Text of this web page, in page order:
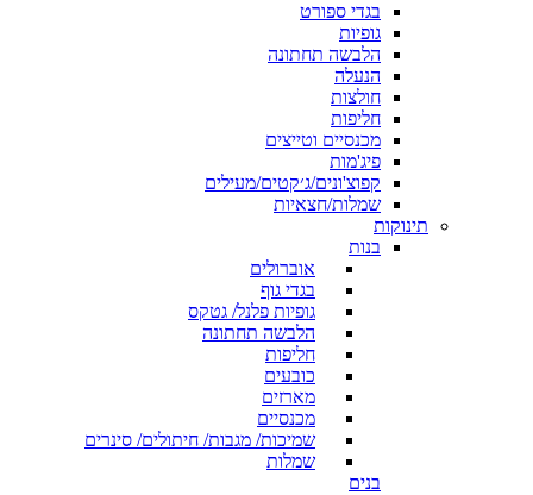
בגדי ספורט
גופיות
הלבשה תחתונה
הנעלה
חולצות
חליפות
מכנסיים וטייצים
פיג'מות
קפוצ'ונים/ג׳קטים/מעילים
שמלות/חצאיות
תינוקות
בנות
אוברולים
בגדי גוף
גופיות פלנל/ גטקס
הלבשה תחתונה
חליפות
כובעים
מארזים
מכנסיים
שמיכות/ מגבות/ חיתולים/ סינרים
שמלות
בנים